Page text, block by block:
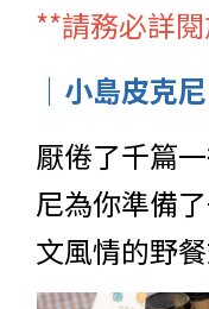
**請務必詳
｜小島皮克
厭倦了千篇
尼為你準備
文風情的野